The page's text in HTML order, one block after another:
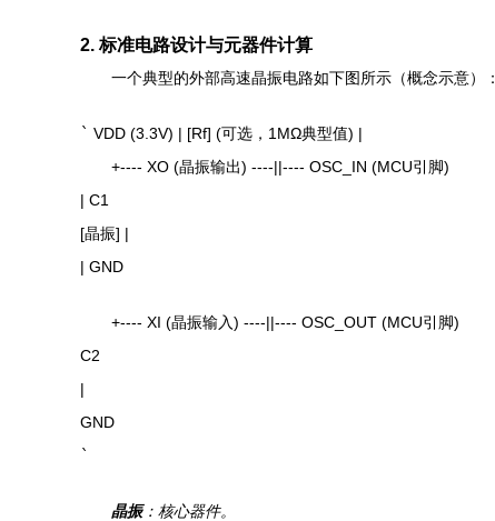
2. 标准电路设计与元器件计算
一个典型的外部高速晶振电路如下图所示（概念示意）：
` VDD (3.3V) | [Rf] (可选，1MΩ典型值) |
+---- XO (晶振输出) ----||---- OSC_IN (MCU引脚)
| C1
[晶振] |
| GND
+---- XI (晶振输入) ----||---- OSC_OUT (MCU引脚)
C2
|
GND
`
晶振：核心器件。